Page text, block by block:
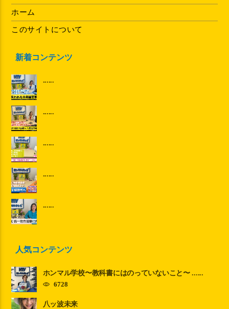
ホーム
このサイトについて
新着コンテンツ
......
......
......
......
......
人気コンテンツ
ホンマル学校〜教科書にはのっていないこと〜 ......
6728
八ッ波未来